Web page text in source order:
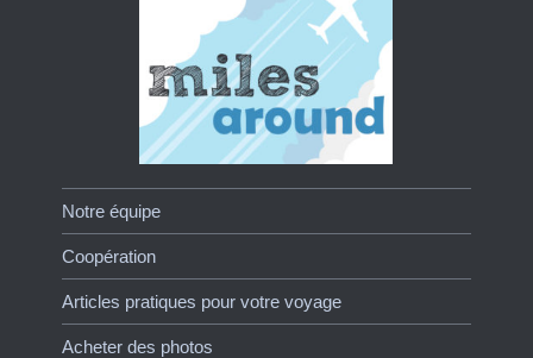
Notre équipe
Coopération
Articles pratiques pour votre voyage
Acheter des photos